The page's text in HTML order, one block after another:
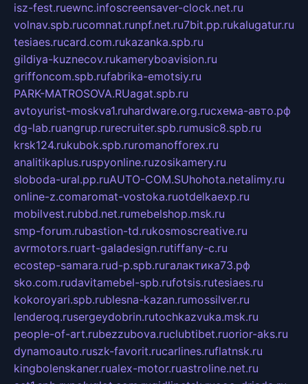
isz-fest.ruewnc.infoscreensaver-clock.net.ru
volnav.spb.rucomnat.runpf.net.ru7bit.pp.rukalugatur.ru
tesiaes.rucard.com.rukazanka.spb.ru
gildiya-kuznecov.rukameryboavision.ru
griffoncom.spb.rufabrika-emotsiy.ru
PARK-MATROSOVA.RUagat.spb.ru
avtoyurist-moskva1.ruhardware.org.ruсхема-авто.рф
dg-lab.ruangrup.rurecruiter.spb.rumusic8.spb.ru
krsk124.rukubok.spb.ruromanofforex.ru
analitikaplus.ruspyonline.ruzosikamery.ru
sloboda-ural.pp.ruAUTO-COM.SUhohota.netalimy.ru
online-z.comaromat-vostoka.ruotdelkaexp.ru
mobilvest.rubbd.net.rumebelshop.msk.ru
smp-forum.rubastion-td.rukosmoscreative.ru
avrmotors.ruart-galadesign.rutiffany-c.ru
ecostep-samara.rud-p.spb.ruгалактика73.рф
sko.com.rudavitamebel-spb.rufotsis.rutesiaes.ru
kokoroyari.spb.rublesna-kazan.rumossilver.ru
lenderoq.rusergeydobrin.rutochkazvuka.msk.ru
people-of-art.rubezzubova.ruclubtibet.ruorior-aks.ru
dynamoauto.ruszk-favorit.rucarlines.ruflatnsk.ru
kingbolenskaner.rualex-motor.ruastroline.net.ru